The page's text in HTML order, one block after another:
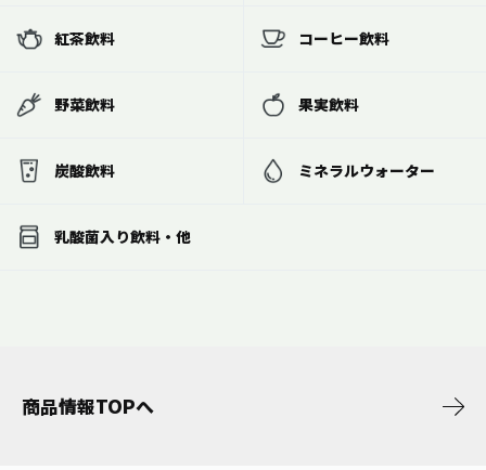
紅茶飲料 コーヒー飲料
野菜飲料 果実飲料
炭酸飲料 ミネラルウォーター
乳酸菌入り飲料・他
商品情報TOPへ